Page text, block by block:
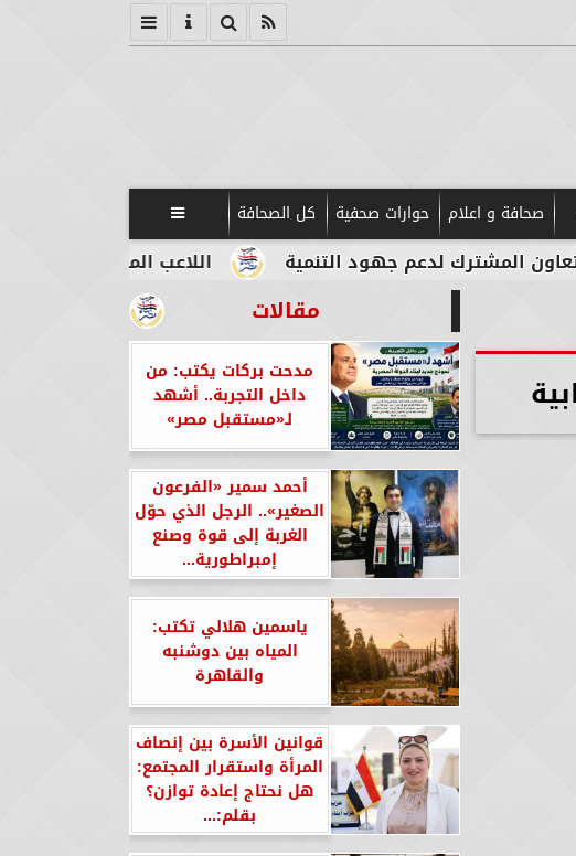
صحافة و اعلام حوارات صحفية كل الصحافة 
اللاعب المصري الإيطالي طه أبو جهود التنمية
مقالات
مدحت بركات يكتب: من
داخل التجربة.. أشهد
لـ«مستقبل مصر»
أحمد سمير «الفرعون
الصغير».. الرجل الذي حوّل
الغربة إلى قوة وصنع
إمبراطورية...
ياسمين هلالي تكتب:
المياه بين دوشنبه
والقاهرة
قوانين الأسرة بين إنصاف
المرأة واستقرار المجتمع:
هل نحتاج إعادة توازن؟
بقلم:...